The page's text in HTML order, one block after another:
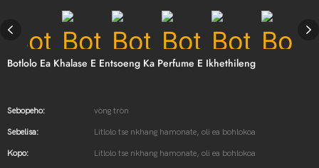
Botlolo Ea Khalase E Entsoeng Ka Perfume E Ikhethileng
Sebopeho: vòng tròn
Sebelisa: Litlolo tse nkhang hamonate, oli ea bohlokoa
Kopo: Litlolo tse nkhang hamonate, oli ea bohlokoa